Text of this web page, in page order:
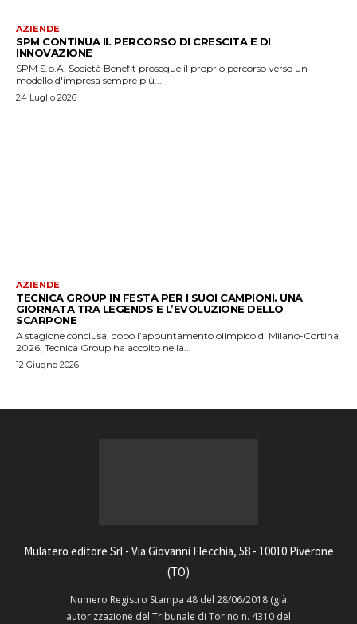
AZIENDE
SPM CONTINUA IL PERCORSO DI CRESCITA E DI
INNOVAZIONE
SPM S.p.A. Società Benefit prosegue il proprio percorso verso un
modello d'impresa sempre più...
24 Luglio 2026
AZIENDE
TECNICA GROUP IN FESTA PER I SUOI CAMPIONI. UNA
GIORNATA TRA LEGENDS E L’EVOLUZIONE DELLO
SCARPONE
A stagione conclusa, dopo l’appuntamento olimpico di Milano-Cortina
2026, Tecnica Group ha accolto nella...
12 Giugno 2026
Mulatero editore Srl - Via Giovanni Flecchia, 58 - 10010 Piverone
(TO)
Numero Registro Stampa 48 del 28/06/2018 (già
autorizzazione del Tribunale di Torino n. 4310 del